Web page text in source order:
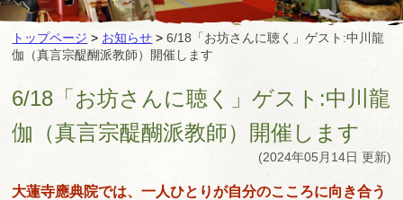
トップページ > お知らせ >6/18「お坊さんに聴く」ゲスト:中川龍
伽（真言宗醍醐派教師）開催します
6/18「お坊さんに聴く」ゲスト:中川龍
伽（真言宗醍醐派教師）開催します
(2024年05月14日 更新)
大蓮寺應典院では、一人ひとりが自分のこころに向き合う